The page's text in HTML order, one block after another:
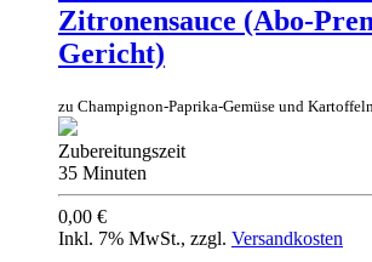
Zitronensauce (Abo-
Gericht)
zu Champignon-Paprika-Gemüse und
Zubereitungszeit
35 Minuten
0,00 €
Inkl. 7% MwSt., zzgl. Versandkosten